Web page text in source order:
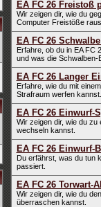
EA FC 26 Freistoß
Wir zeigen dir, wie du
Computer Freistöße
EA FC 26
Erfahre, ob du in EA FC
und was die Schwalben-
EA FC 26 Langer
Erfahre, wie du mit
Strafraum werfen kannst.
EA FC 26 Einwurf-
Wir zeigen dir, wie du zu
wechseln kannst.
EA FC 26 Einwurf-
Du erfährst, was du tun
passiert.
EA FC 26 Torwart-
Wir zeigen dir, wie du
überraschen kannst.